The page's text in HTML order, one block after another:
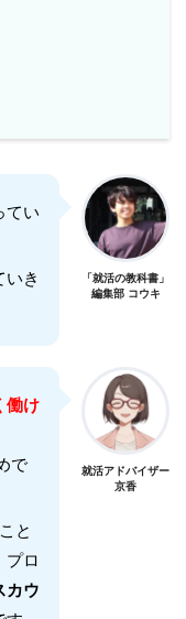
てい
いき
「就活の教科書」
編集部 コウキ
働け
で
と
プロ
カウ
就活アドバイザー
京香